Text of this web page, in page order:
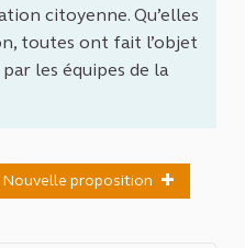
citoyenne. Qu’elles
toutes ont fait l’objet
par les équipes de la
Nouvelle proposition